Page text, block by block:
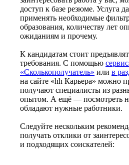
доступ к базе резюме. Услуга
применять необходимые
образования, количеству лет
ожиданиям и прочему.
К кандидатам стоит
требования. С помощью
«Сколькополучатель» или в
на сайте «hh Карьера» можно
получают специалисты из
опытом. А ещё — посмотреть
обладают нужные работники.
Следуйте нескольким
получать отклики от
и подходящих соискателей: